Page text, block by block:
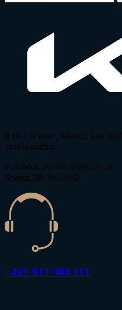
KIA Lučenec. Miesto, kde
skvelé služby.
Pondelok-Piatok 08:00-16:30
Sobota 08:00-12:00
+421 917 300 111